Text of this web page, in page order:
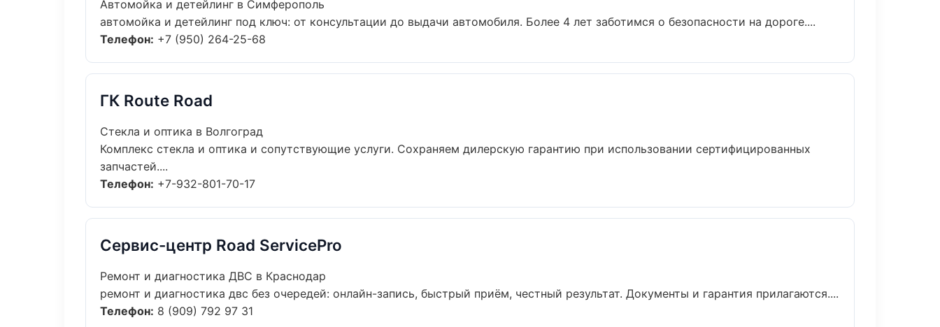
Автомойка и детейлинг в Симферополь
автомойка и детейлинг под ключ: от консультации до выдачи автомобиля. Более 4 лет заботимся о безопасности на дороге....
Телефон: +7 (950) 264-25-68
ГК Route Road
Стекла и оптика в Волгоград
Комплекс стекла и оптика и сопутствующие услуги. Сохраняем дилерскую гарантию при использовании сертифицированных
запчастей....
Телефон: +7-932-801-70-17
Сервис-центр Road ServicePro
Ремонт и диагностика ДВС в Краснодар
ремонт и диагностика двс без очередей: онлайн-запись, быстрый приём, честный результат. Документы и гарантия прилагаются....
Телефон: 8 (909) 792 97 31